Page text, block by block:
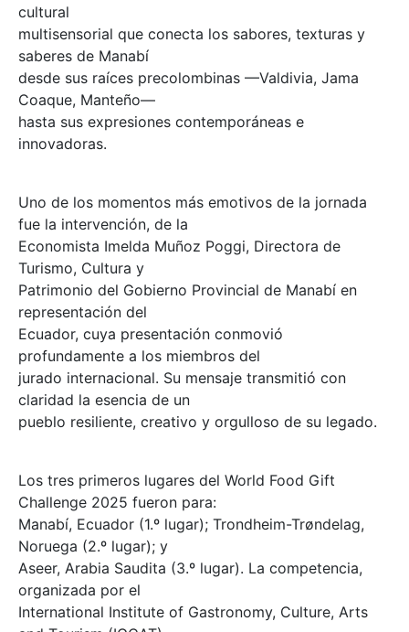
cultural
multisensorial que conecta los sabores, texturas y
saberes de Manabí
desde sus raíces precolombinas —Valdivia, Jama
Coaque, Manteño—
hasta sus expresiones contemporáneas e
innovadoras.
Uno de los momentos más emotivos de la jornada
fue la intervención, de la
Economista Imelda Muñoz Poggi, Directora de
Turismo, Cultura y
Patrimonio del Gobierno Provincial de Manabí en
representación del
Ecuador, cuya presentación conmovió
profundamente a los miembros del
jurado internacional. Su mensaje transmitió con
claridad la esencia de un
pueblo resiliente, creativo y orgulloso de su legado.
Los tres primeros lugares del World Food Gift
Challenge 2025 fueron para:
Manabí, Ecuador (1.º lugar); Trondheim-Trøndelag,
Noruega (2.º lugar); y
Aseer, Arabia Saudita (3.º lugar). La competencia,
organizada por el
International Institute of Gastronomy, Culture, Arts